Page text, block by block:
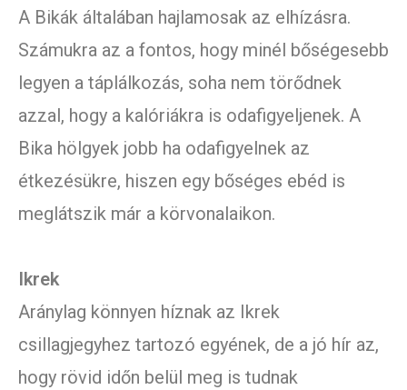
A Bikák általában hajlamosak az elhízásra.
Számukra az a fontos, hogy minél bőségesebb
legyen a táplálkozás, soha nem törődnek
azzal, hogy a kalóriákra is odafigyeljenek. A
Bika hölgyek jobb ha odafigyelnek az
étkezésükre, hiszen egy bőséges ebéd is
meglátszik már a körvonalaikon.
Ikrek
Aránylag könnyen híznak az Ikrek
csillagjegyhez tartozó egyének, de a jó hír az,
hogy rövid időn belül meg is tudnak